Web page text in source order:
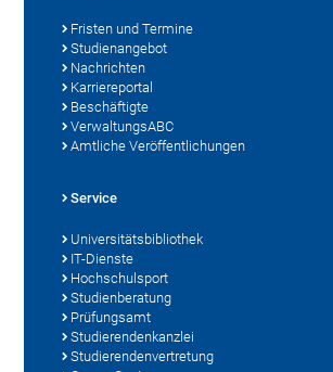
Fristen und Termine
Studienangebot
Nachrichten
Karriereportal
Beschäftigte
VerwaltungsABC
Amtliche Veröffentlichungen
Service
Universitätsbibliothek
IT-Dienste
Hochschulsport
Studienberatung
Prüfungsamt
Studierendenkanzlei
Studierendenvertretung